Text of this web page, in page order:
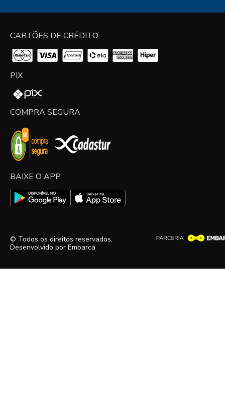
CARTÕES DE CRÉDITO
PIX
COMPRA SEGURA
BAIXE O APP
© Todos os direitos reservados.
Desenvolvido por Embarca